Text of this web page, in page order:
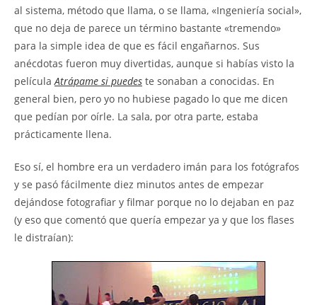
al sistema, método que llama, o se llama, «Ingeniería social»,
que no deja de parece un término bastante «tremendo»
para la simple idea de que es fácil engañarnos. Sus
anécdotas fueron muy divertidas, aunque si habías visto la
películaAtrápame si puedes te sonaban a conocidas. En
general bien, pero yo no hubiese pagado lo que me dicen
que pedían por oírle. La sala, por otra parte, estaba
prácticamente llena.
Eso sí, el hombre era un verdadero imán para los fotógrafos
y se pasó fácilmente diez minutos antes de empezar
dejándose fotografiar y filmar porque no lo dejaban en paz
(y eso que comentó que quería empezar ya y que los flases
le distraían):